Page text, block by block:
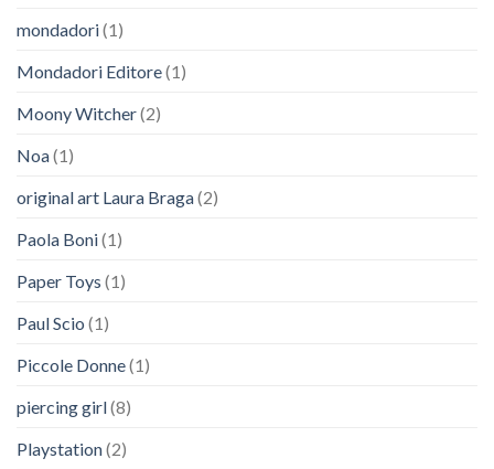
mondadori(1)
Mondadori Editore(1)
Moony Witcher(2)
Noa(1)
original art Laura Braga(2)
Paola Boni(1)
Paper Toys (1)
Paul Scio (1)
Piccole Donne(1)
piercing girl(8)
Playstation(2)